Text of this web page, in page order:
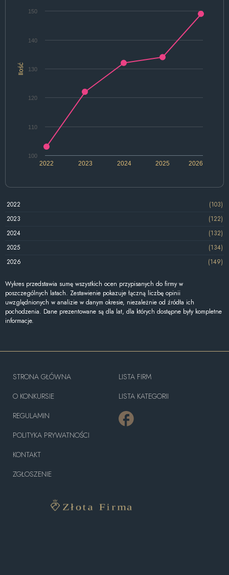
Ilość
2022 2024 2026
2023 2025
100
110
120
130
140
150
2022
(103)
2023
(122)
2024
(132)
2025
(134)
2026
(149)
Wykres przedstawia sumę wszystkich ocen przypisanych do firmy w
poszczególnych latach. Zestawienie pokazuje łączną liczbę opinii
uwzględnionych w analizie w danym okresie, niezależnie od źródła ich
pochodzenia. Dane prezentowane są dla lat, dla których dostępne były kompletne
informacje.
STRONA GŁÓWNA
O KONKURSIE
REGULAMIN
POLITYKA PRYWATNOŚCI
KONTAKT
ZGŁOSZENIE
LISTA FIRM
LISTA KATEGORII